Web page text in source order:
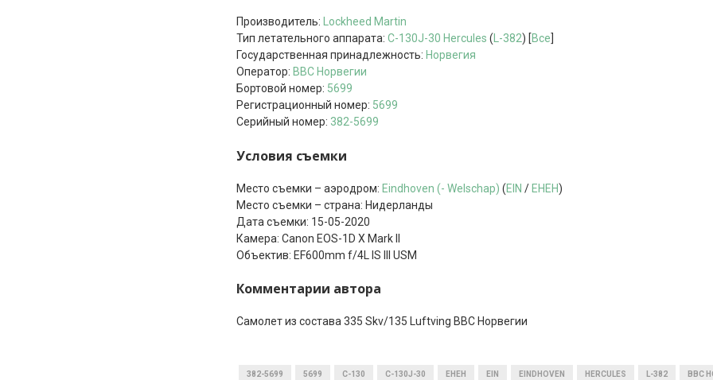
Производитель: Lockheed Martin
Тип летательного аппарата: C-130J-30 Hercules (L-382) [Все
Государственная принадлежность: Норвегия
Оператор: ВВС Норвегии
Бортовой номер: 5699
Регистрационный номер: 5699
Серийный номер: 382-5699
Условия съемки
Место съемки – аэродром: Eindhoven (- Welschap) (EIN / EHEH)
Место съемки – страна: Нидерланды
Дата съемки: 15-05-2020
Камера: Canon EOS-1D X Mark II
Объектив: EF600mm f/4L IS III USM
Комментарии автора
Самолет из состава 335 Skv/135 Luftving ВВС Норвегии
382-5699 5699 C-130 C-130J-30 EHEH EIN EINDHOVEN HERCULES L-382 ВВС